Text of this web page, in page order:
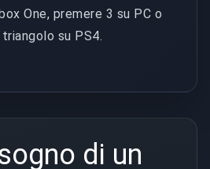
One, premere 3 su PC o
su PS4.
di un